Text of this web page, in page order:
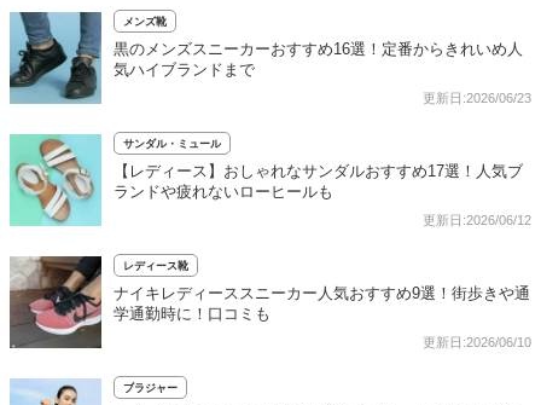
メンズ靴
黒のメンズスニーカーおすすめ16選！定番からきれいめ人
気ハイブランドまで
更新日:2026/06/23
サンダル・ミュール
【レディース】おしゃれなサンダルおすすめ17選！人気ブ
ランドや疲れないローヒールも
更新日:2026/06/12
レディース靴
ナイキレディーススニーカー人気おすすめ9選！街歩きや通
学通勤時に！口コミも
更新日:2026/06/10
ブラジャー